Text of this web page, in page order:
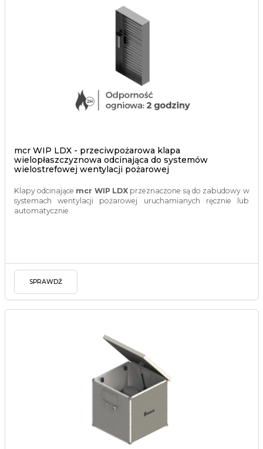
mcr WIP LDX - przeciwpożarowa klapa
wielopłaszczyznowa odcinająca do systemów
wielostrefowej wentylacji pożarowej
Klapy odcinające mcr WIP LDXprzeznaczone są do zabudowy w
systemach wentylacji pożarowej uruchamianych ręcznie lub
automatycznie.
SPRAWDŹ